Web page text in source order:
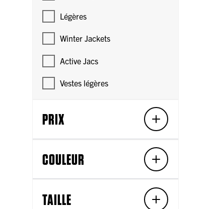
Légères
Winter Jackets
Active Jacs
Vestes légères
PRIX
COULEUR
TAILLE